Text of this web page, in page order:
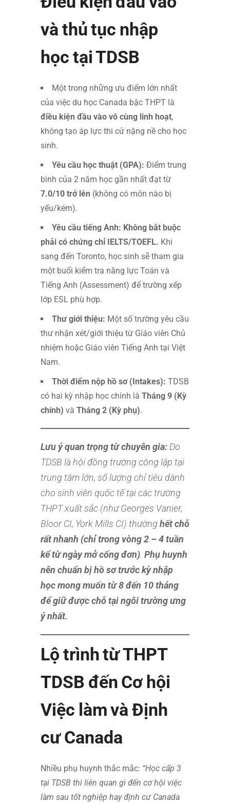
và thủ tục nhập
học tại TDSB
Một trong những ưu điểm lớn nhất
của việc du học Canada bậc THPT là
điều kiện đầu vào vô cùng linh hoạt,
không tạo áp lực thi cử nặng nề cho học
sinh.
Yêu cầu học thuật (GPA): Điểm trung
bình của 2 năm học gần nhất đạt từ
7.0/10 trở lên (không có môn nào bị
yếu/kém).
Yêu cầu tiếng Anh: Không bắt buộc
phải có chứng chỉ IELTS/TOEFL. Khi
sang đến Toronto, học sinh sẽ tham gia
một buổi kiểm tra năng lực Toán và
Tiếng Anh (Assessment) để trường xếp
lớp ESL phù hợp.
Thư giới thiệu: Một số trường yêu cầu
thư nhận xét/giới thiệu từ Giáo viên Chủ
nhiệm hoặc Giáo viên Tiếng Anh tại Việt
Nam.
Thời điểm nộp hồ sơ (Intakes): TDSB
có hai kỳ nhập học chính là Tháng 9 (Kỳ
chính) và Tháng 2 (Kỳ phụ).
Lưu ý quan trọng từ chuyên gia:Do
TDSB là hội đồng trường công lập tại
trung tâm lớn, số lượng chỉ tiêu dành
cho sinh viên quốc tế tại các trường
THPT xuất sắc (như Georges Vanier,
Bloor CI, York Mills CI) thường hết chỗ
rất nhanh (chỉ trong vòng 2 – 4 tuần
kể từ ngày mở cổng đơn). Phụ huynh
nên chuẩn bị hồ sơ trước kỳ nhập
học mong muốn từ 8 đến 10 tháng
để giữ được chỗ tại ngôi trường ưng
ý nhất.
Lộ trình từ THPT
TDSB đến Cơ hội
Việc làm và Định
cư Canada
Nhiều phụ huynh thắc mắc: “Học cấp 3
tại TDSB thì liên quan gì đến cơ hội việc
làm sau tốt nghiệp hay định cư Canada